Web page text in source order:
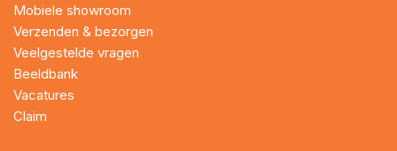
Mobiele showroom
Verzenden & bezorgen
Veelgestelde vragen
Beeldbank
Vacatures
Claim